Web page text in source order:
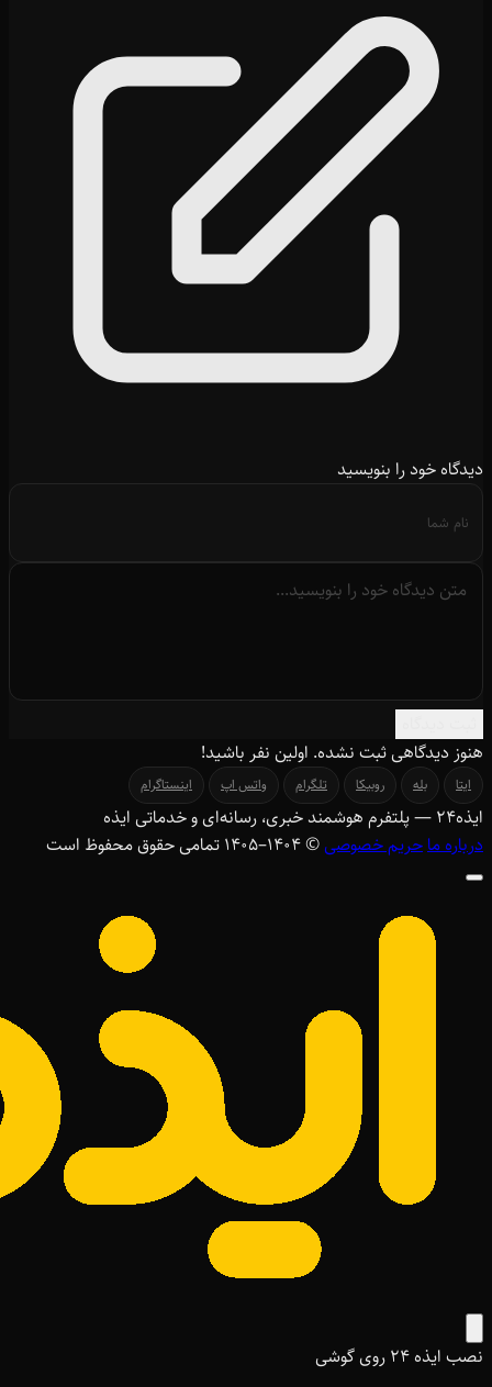
دیدگاه خود را بنویسید
هنوز دیدگاهی ثبت نشده. اولین نفر باشید!
ایتا بله روبیکا تلگرام واتس اپ اینستاگرام
ایذه۲۴ — پلتفرم هوشمند خبری، رسانه‌ای و خدماتی ایذه
درباره ماحریم خصوصی© ۱۴۰۴–1405 تمامی حقوق محفوظ است
نصب ایذه ۲۴ روی گوشی